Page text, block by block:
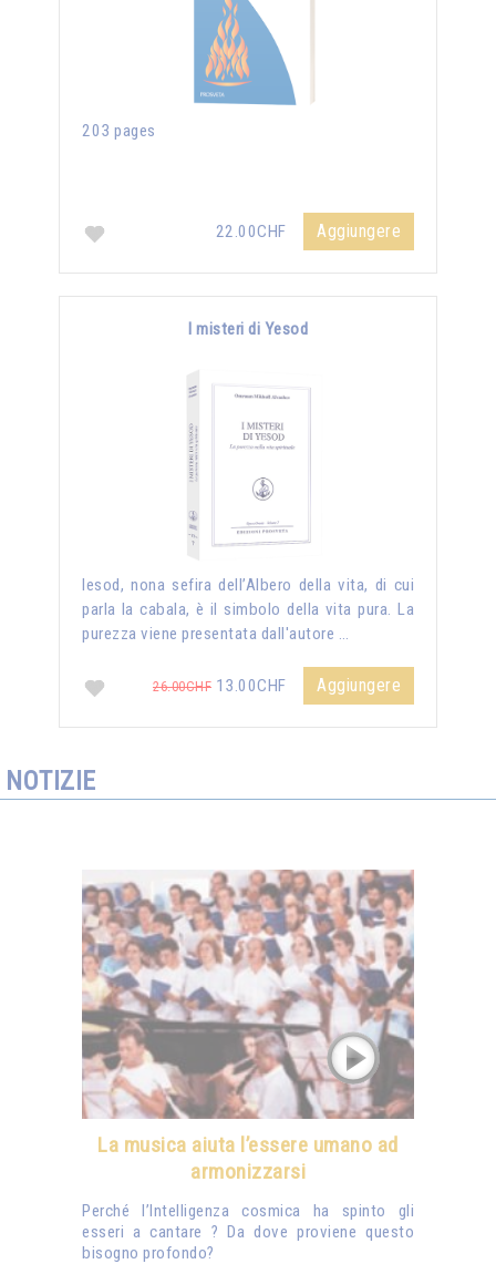
203 pages
22.00CHF Aggiungere
I misteri di Yesod
Iesod, nona sefira dell’Albero della vita, di cui
parla la cabala, è il simbolo della vita pura. La
purezza viene presentata dall'autore …
26.00CHF 13.00CHF Aggiungere
NOTIZIE
La musica aiuta l’essere umano ad
armonizzarsi
Perché l’Intelligenza cosmica ha spinto gli
esseri a cantare ? Da dove proviene questo
bisogno profondo?